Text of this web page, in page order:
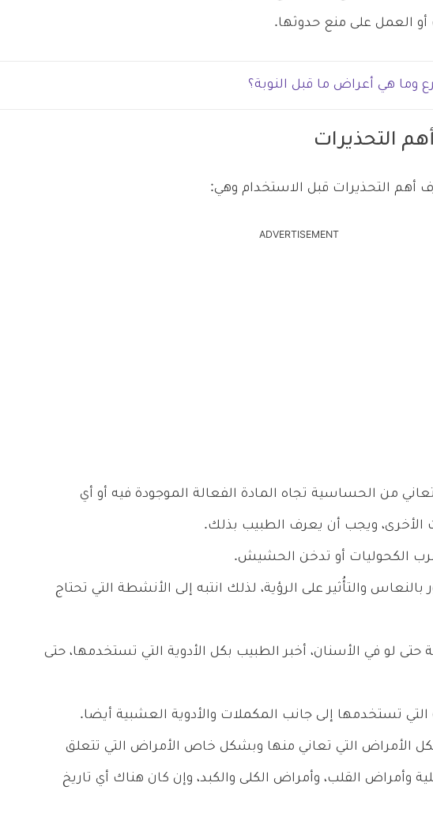
أو العمل على منع حدوثها.
وما هي أعراض ما قبل النوبة؟
التحذيرات
أهم التحذيرات قبل الاستخدام وهي:
ADVERTISEMENT
تعاني من الحساسية تجاه المادة الفعالة الموجودة فيه أو أي
الأخرى، ويجب أن يعرف الطبيب بذلك.
الكحوليات أو تدخن الحشيش.
والتأُثير على الرؤية، لذلك انتبه إلى الأنشطة التي تحتاج
لو في الأسنان، أخبر الطبيب بكل الأدوية التي تستخدمها، حتى
التي تستخدمها إلى جانب المكملات والأدوية العشبية أيضا.
الأمراض التي تعاني منها وبشكل خاص الأمراض التي تتعلق
وأمراض القلب، وأمراض الكلى والكبد، وإن كان هناك أي تاريخ